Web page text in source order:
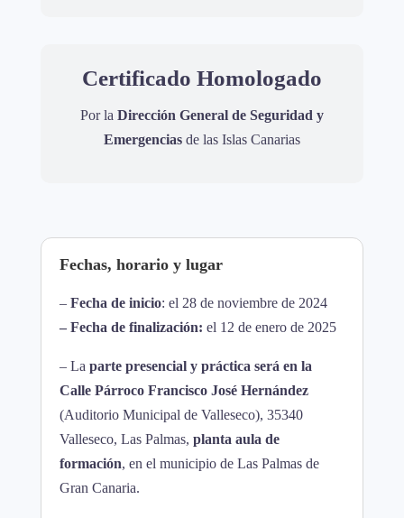
Certificado Homologado
Por la Dirección General de Seguridad y
Emergencias de las Islas Canarias
Fechas, horario y lugar
–Fecha de inicio: el 28 de noviembre de 2024
– Fecha de finalización: el 12 de enero de 2025
– La parte presencial y práctica será en la
Calle Párroco Francisco José Hernández
(Auditorio Municipal de Valleseco), 35340
Valleseco, Las Palmas, planta aula de
formación, en el municipio de Las Palmas de
Gran Canaria.